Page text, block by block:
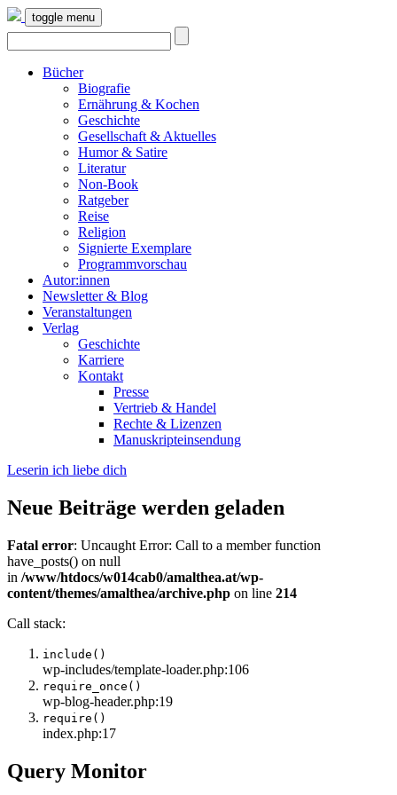
toggle menu
Bücher
Biografie
Ernährung & Kochen
Geschichte
Gesellschaft & Aktuelles
Humor & Satire
Literatur
Non-Book
Ratgeber
Reise
Religion
Signierte Exemplare
Programmvorschau
Autor:innen
Newsletter & Blog
Veranstaltungen
Verlag
Geschichte
Karriere
Kontakt
Presse
Vertrieb & Handel
Rechte & Lizenzen
Manuskripteinsendung
Leserin ich liebe dich
Neue Beiträge werden geladen
Fatal error: Uncaught Error: Call to a member function
have_posts() on null
in /www/htdocs/w014cab0/amalthea.at/wp-
content/themes/amalthea/archive.php on line 214
Call stack:
include()
wp-includes/template-loader.php:106
require_once()
wp-blog-header.php:19
require()
index.php:17
Query Monitor